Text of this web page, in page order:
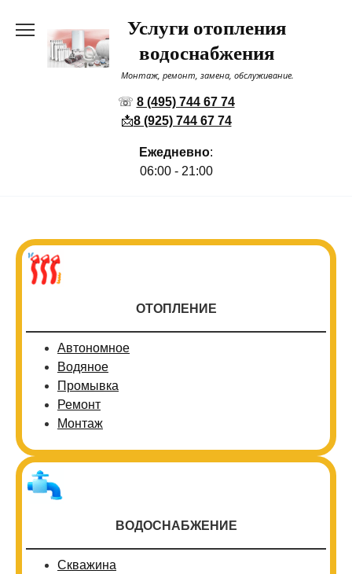
содержанию
Услуги отопления
водоснабжения
Монтаж, ремонт, замена, обслуживание.
☏ 8 (495) 744 67 74
📩8 (925) 744 67 74
Ежедневно:
06:00 - 21:00
ОТОПЛЕНИЕ
Автономное
Водяное
Промывка
Ремонт
Монтаж
ВОДОСНАБЖЕНИЕ
Скважина